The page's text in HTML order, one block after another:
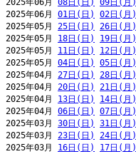
2025年06月 08日(日) 09日(月)
2025年06月 01日(日) 02日(月)
2025年05月 25日(日) 26日(月)
2025年05月 18日(日) 19日(月)
2025年05月 11日(日) 12日(月)
2025年05月 04日(日) 05日(月)
2025年04月 27日(日) 28日(月)
2025年04月 20日(日) 21日(月)
2025年04月 13日(日) 14日(月)
2025年04月 06日(日) 07日(月)
2025年03月 30日(日) 31日(月)
2025年03月 23日(日) 24日(月)
2025年03月 16日(日) 17日(月)